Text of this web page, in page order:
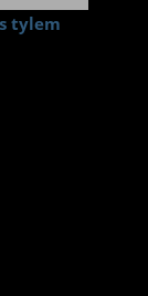
tylem